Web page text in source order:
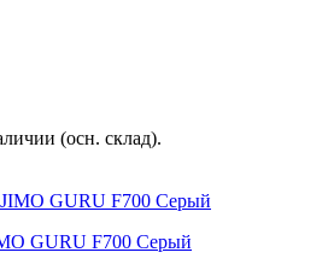
(осн. склад).
GURU F700 Серый